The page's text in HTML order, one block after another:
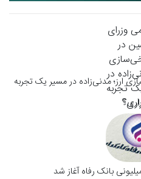
ارز؛ مدنی‌زاده در مسیر یک تجربه